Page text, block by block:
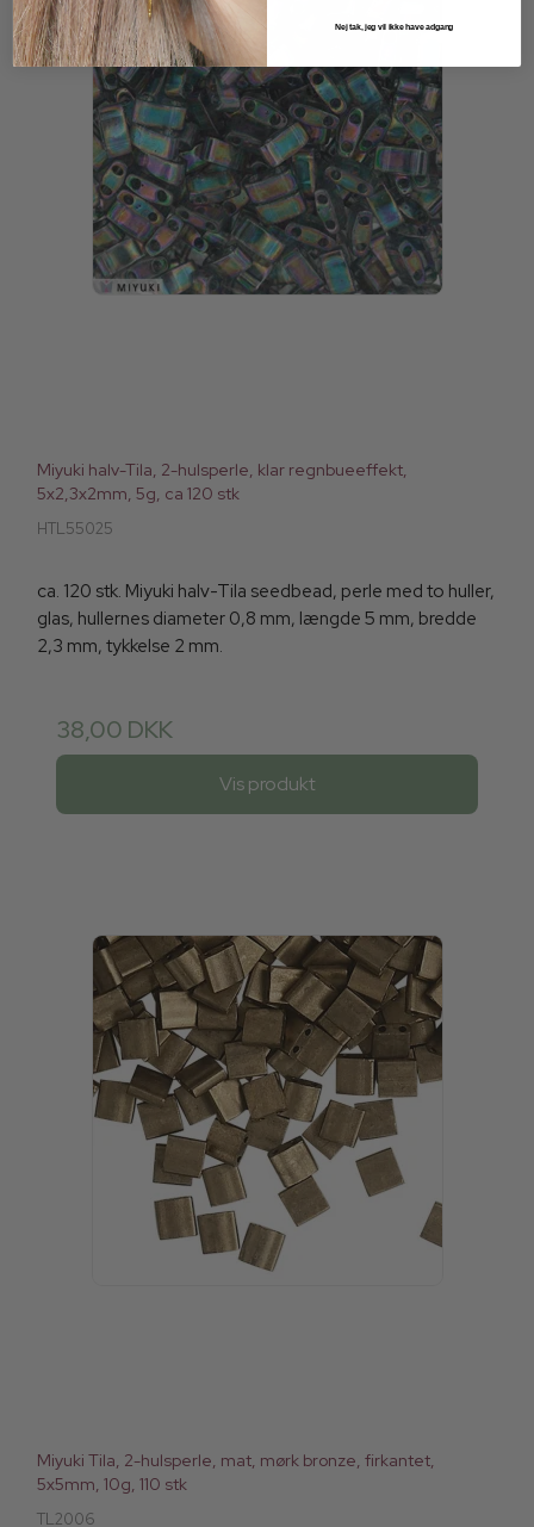
Miyuki halv-Tila, 2-hulsperle, klar regnbueeffekt,
5x2,3x2mm, 5g, ca 120 stk
HTL55025
ca. 120 stk. Miyuki halv-Tila seedbead, perle med to huller,
glas, hullernes diameter 0,8 mm, længde 5 mm, bredde
2,3 mm, tykkelse 2 mm.
38,00 DKK
Vis produkt
Miyuki Tila, 2-hulsperle, mat, mørk bronze, firkantet,
5x5mm, 10g, 110 stk
TL2006
Nej tak, jeg vil ikke have adgang